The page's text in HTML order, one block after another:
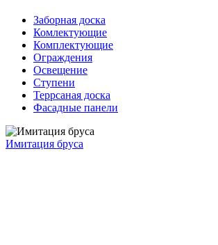
Заборная доска
Комлектующие
Комплектующие
Ограждения
Освещение
Ступени
Террсаная доска
Фасадные панели
Имитация бруса